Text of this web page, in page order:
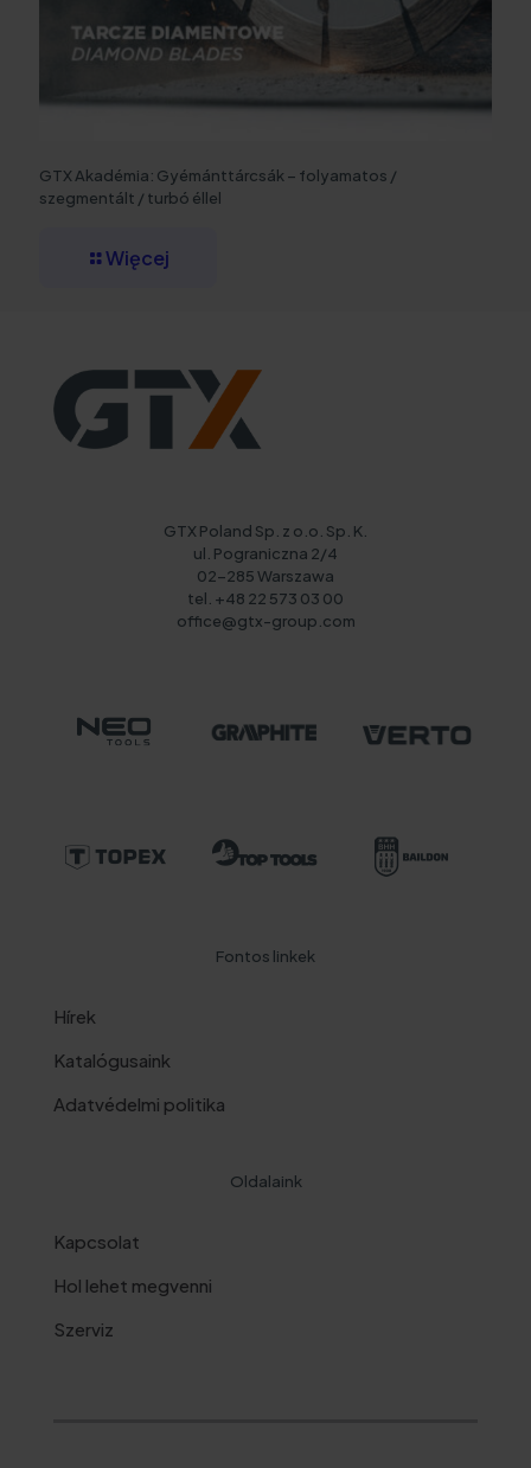
GTX Akadémia: Gyémánttárcsák – folyamatos /
szegmentált / turbó éllel
Więcej
GTX Poland Sp. z o.o. Sp. K.
ul. Pograniczna 2/4
02-285 Warszawa
tel. +48 22 573 03 00
office@gtx-group.com
Fontos linkek
Hírek
Katalógusaink
Adatvédelmi politika
Oldalaink
Kapcsolat
Hol lehet megvenni
Szerviz